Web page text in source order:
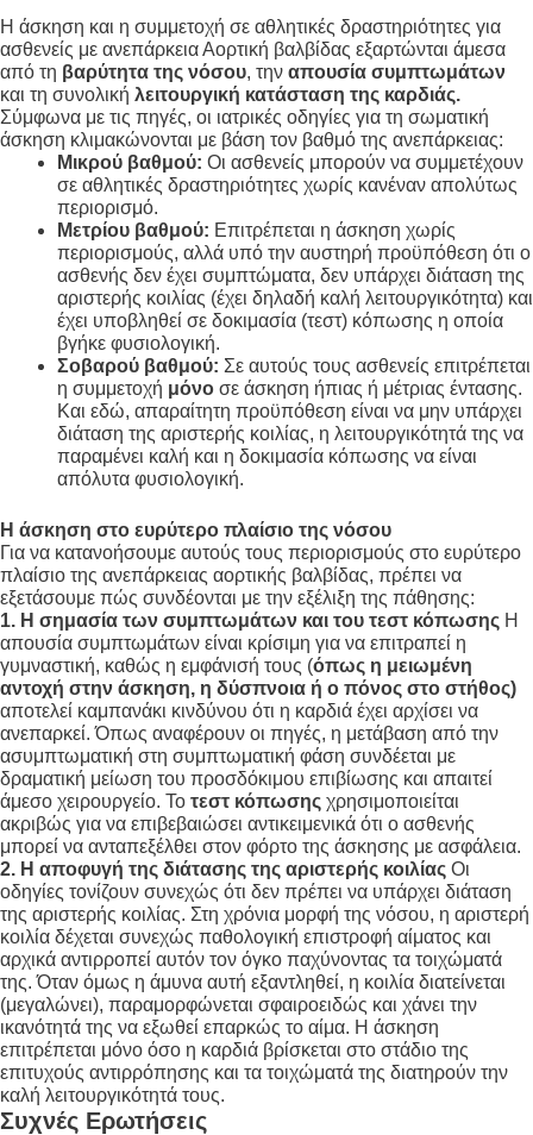
Η άσκηση και η συμμετοχή σε αθλητικές δραστηριότητες για
ασθενείς με ανεπάρκεια Αορτική βαλβίδας εξαρτώνται άμεσα
από τη βαρύτητα της νόσου, την απουσία συμπτωμάτων
και τη συνολική λειτουργική κατάσταση της καρδιάς.
Σύμφωνα με τις πηγές, οι ιατρικές οδηγίες για τη σωματική
άσκηση κλιμακώνονται με βάση τον βαθμό της ανεπάρκειας:
Μικρού βαθμού: Οι ασθενείς μπορούν να συμμετέχουν
σε αθλητικές δραστηριότητες χωρίς κανέναν απολύτως
περιορισμό.
Μετρίου βαθμού: Επιτρέπεται η άσκηση χωρίς
περιορισμούς, αλλά υπό την αυστηρή προϋπόθεση ότι ο
ασθενής δεν έχει συμπτώματα, δεν υπάρχει διάταση της
αριστερής κοιλίας (έχει δηλαδή καλή λειτουργικότητα) και
έχει υποβληθεί σε δοκιμασία (τεστ) κόπωσης η οποία
βγήκε φυσιολογική.
Σοβαρού βαθμού: Σε αυτούς τους ασθενείς επιτρέπεται
η συμμετοχή μόνο σε άσκηση ήπιας ή μέτριας έντασης.
Και εδώ, απαραίτητη προϋπόθεση είναι να μην υπάρχει
διάταση της αριστερής κοιλίας, η λειτουργικότητά της να
παραμένει καλή και η δοκιμασία κόπωσης να είναι
απόλυτα φυσιολογική.
Η άσκηση στο ευρύτερο πλαίσιο της νόσου
Για να κατανοήσουμε αυτούς τους περιορισμούς στο ευρύτερο
πλαίσιο της ανεπάρκειας αορτικής βαλβίδας, πρέπει να
εξετάσουμε πώς συνδέονται με την εξέλιξη της πάθησης:
1. Η σημασία των συμπτωμάτων και του τεστ κόπωσης Η
απουσία συμπτωμάτων είναι κρίσιμη για να επιτραπεί η
γυμναστική, καθώς η εμφάνισή τους (όπως η μειωμένη
αντοχή στην άσκηση, η δύσπνοια ή ο πόνος στο στήθος)
αποτελεί καμπανάκι κινδύνου ότι η καρδιά έχει αρχίσει να
ανεπαρκεί. Όπως αναφέρουν οι πηγές, η μετάβαση από την
ασυμπτωματική στη συμπτωματική φάση συνδέεται με
δραματική μείωση του προσδόκιμου επιβίωσης και απαιτεί
άμεσο χειρουργείο. Το τεστ κόπωσης χρησιμοποιείται
ακριβώς για να επιβεβαιώσει αντικειμενικά ότι ο ασθενής
μπορεί να ανταπεξέλθει στον φόρτο της άσκησης με ασφάλεια.
2. Η αποφυγή της διάτασης της αριστερής κοιλίας Οι
οδηγίες τονίζουν συνεχώς ότι δεν πρέπει να υπάρχει διάταση
της αριστερής κοιλίας. Στη χρόνια μορφή της νόσου, η αριστερή
κοιλία δέχεται συνεχώς παθολογική επιστροφή αίματος και
αρχικά αντιρροπεί αυτόν τον όγκο παχύνοντας τα τοιχώματά
της. Όταν όμως η άμυνα αυτή εξαντληθεί, η κοιλία διατείνεται
(μεγαλώνει), παραμορφώνεται σφαιροειδώς και χάνει την
ικανότητά της να εξωθεί επαρκώς το αίμα. Η άσκηση
επιτρέπεται μόνο όσο η καρδιά βρίσκεται στο στάδιο της
επιτυχούς αντιρρόπησης και τα τοιχώματά της διατηρούν την
καλή λειτουργικότητά τους.
Συχνές Ερωτήσεις